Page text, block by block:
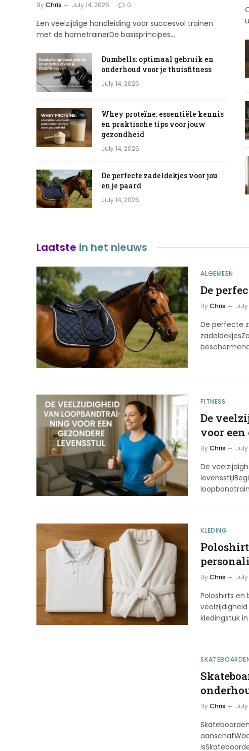
ByChris July 14, 2026 0
Een veelzijdige handleiding voor succesvol trainen
met de hometrainerDe basisprincipes…
Dumbells: optimaal gebruik en
onderhoud voor je thuisfitness
July 14, 2026
Whey proteïne: essentiële kennis
en praktische tips voor jouw
gezondheid
July 14, 2026
De perfecte zadeldekjes voor jou
en je paard
July 14, 2026
Laatste in het nieuws
ALGEMEEN
De
By Chris July
De perfecte
FITNESS
De
voor
By Chris July
De
KLEDING
By Chris July
Poloshirts
kledingstuk
By Chris July